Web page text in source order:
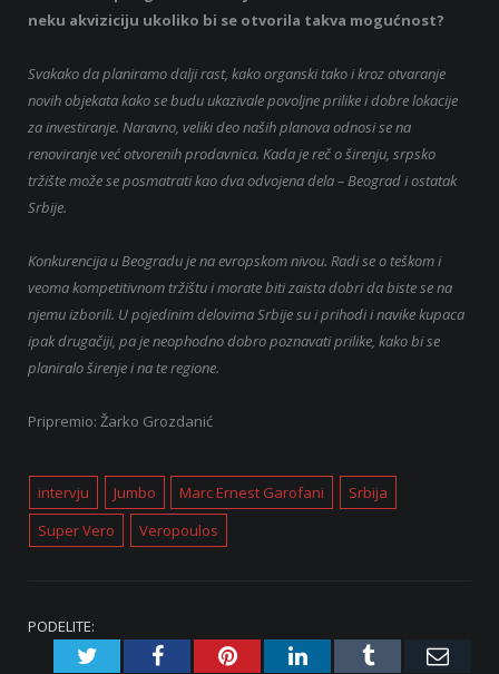
neku akviziciju ukoliko bi se otvorila takva mogućnost?
Svakako da planiramo dalji rast, kako organski tako i kroz otvaranje
novih objekata kako se budu ukazivale povoljne prilike i dobre lokacije
za investiranje. Naravno, veliki deo naših planova odnosi se na
renoviranje već otvorenih prodavnica. Kada je reč o širenju, srpsko
tržište može se posmatrati kao dva odvojena dela – Beograd i ostatak
Srbije.
Konkurencija u Beogradu je na evropskom nivou. Radi se o teškom i
veoma kompetitivnom tržištu i morate biti zaista dobri da biste se na
njemu izborili. U pojedinim delovima Srbije su i prihodi i navike kupaca
ipak drugačiji, pa je neophodno dobro poznavati prilike, kako bi se
planiralo širenje i na te regione.
Pripremio: Žarko Grozdanić
intervju Jumbo Marc Ernest Garofani
Srbija
Super Vero
Veropoulos
PODELITE:
TwitterFacebookPinterestLinkedInTumblr